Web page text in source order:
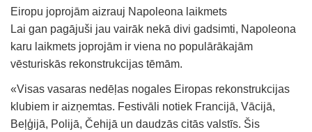
Eiropu joprojām aizrauj Napoleona laikmets
Lai gan pagājuši jau vairāk nekā divi gadsimti, Napoleona
karu laikmets joprojām ir viena no populārākajām
vēsturiskās rekonstrukcijas tēmām.
«Visas vasaras nedēļas nogales Eiropas rekonstrukcijas
klubiem ir aizņemtas. Festivāli notiek Francijā, Vācijā,
Beļģijā, Polijā, Čehijā un daudzās citās valstīs. Šis